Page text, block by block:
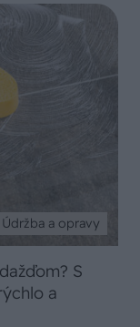
Údržba a opravy
S
a